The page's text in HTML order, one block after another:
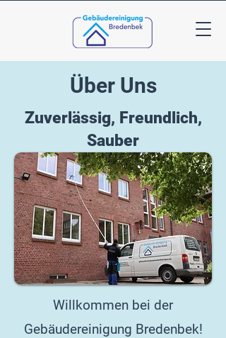
Über Uns
Zuverlässig, Freundlich,
Sauber
Willkommen bei der
Gebäudereinigung Bredenbek!